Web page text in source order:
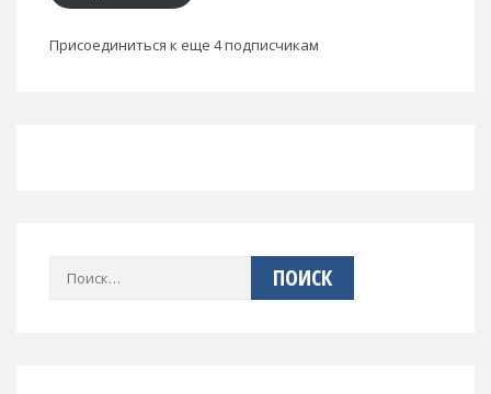
Присоединиться к еще 4 подписчикам
Найти: